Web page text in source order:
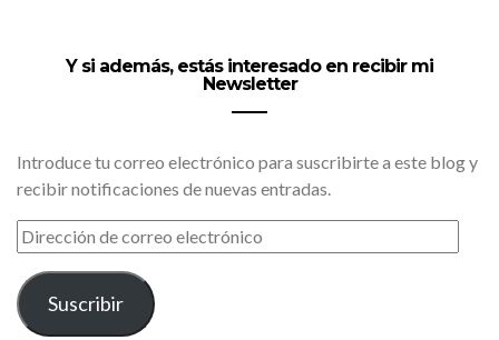
Y si además, estás interesado en recibir mi
Newsletter
Introduce tu correo electrónico para suscribirte a este blog y
recibir notificaciones de nuevas entradas.
DIRECCIÓN
DE
CORREO
ELECTRÓNICO
Suscribir